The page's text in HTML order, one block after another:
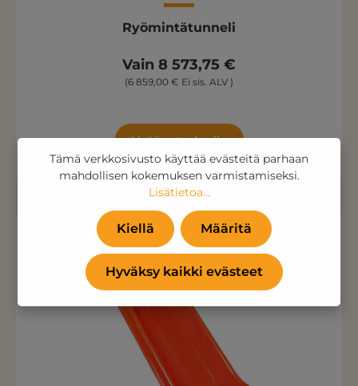
Ryömintätunneli
Vain 8 573,75 €
(6 859,00 € Ei sis. ALV )
Lisää ostoskoriin
Tämä verkkosivusto käyttää evästeitä parhaan
mahdollisen kokemuksen varmistamiseksi.
Lisätietoa...
Kiellä Määritä
Hyväksy kaikki evästeet